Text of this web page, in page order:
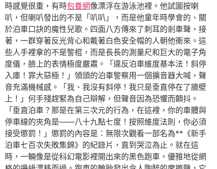
時感覺很重，有時包養網像漂浮在游泳池裡。他試圖按喇
叭，但喇叭發出的不是「叭叭」，而是他童年時學會的、關
於泊車口訣的魔性兒歌。四面八方傳來了刺耳的剎車聲，接
著，一群穿著反光背心和戴著白色安全帽的人朝他衝來。這
些人手裡拿的不是警棍，而是長長的測量尺和巨大的電子角
度儀，臉上的表情極度嚴肅。「違反泊車維度基本法！斜停
入庫！罪大惡極！」領頭的泊車警察用一個擴音器大喊，聲
音充滿機械感。「我、我沒有斜停！我只是垂直停在了牆壁
上！」何手殘趕緊為自己辯解，但聲音因為恐懼而顫抖。
「垂直泊車？那是在第三次元的行為，在這裡，你的車體與
停車線的夾角是——八十九點七度！按照維度法則，你必須
接受懲罰！」懲罰的內容是：無限次觀看一部名為**《新手
泊車七百次失敗集錦》的紀錄片，直到哭泣為止。就在這
時，一輛像是從科幻電影裡開出來的黑色跑車，優雅地從網